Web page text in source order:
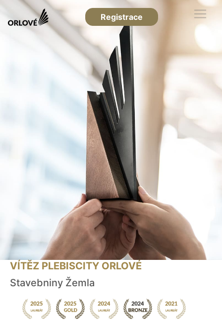
Registrace
VÍTĚZ PLEBISCITY ORLOVÉ
Stavebniny Žemla